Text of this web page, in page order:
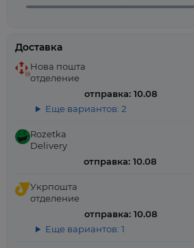
Доставка
Нова пошта
отделение
отправка: 10.08
Еще вариантов: 2
Rozetka
Delivery
отправка: 10.08
Укрпошта
отделение
отправка: 10.08
Еще вариантов: 1